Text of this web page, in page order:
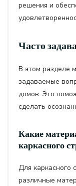
решения и
Часто
В этом разделе
задаваемые
домов. Это
сделать
Какие
каркасного
Для каркасного
различные